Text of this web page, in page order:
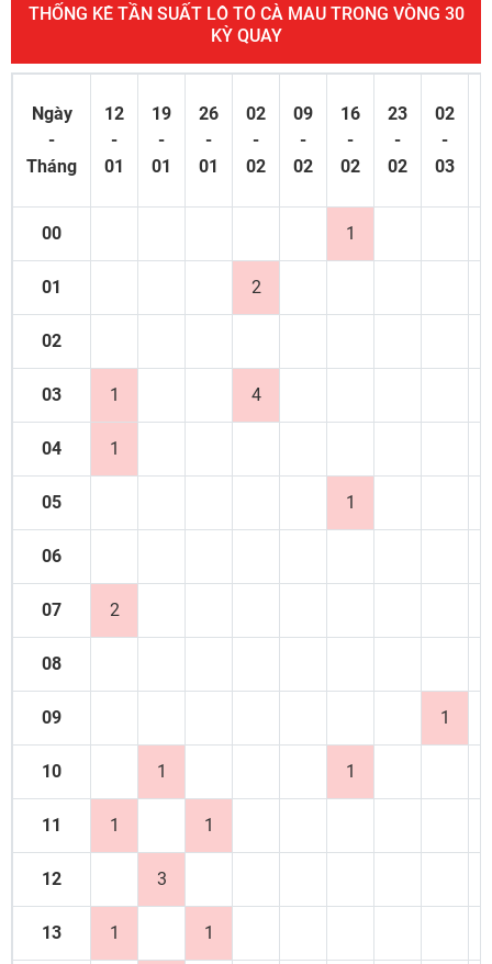
THỐNG KÊ TẦN SUẤT LÔ TÔ CÀ MAU TRONG VÒNG 30
KỲ QUAY
Ngày
-
Tháng
12
-
01
19
-
01
26
-
01
02
-
02
09
-
02
16
-
02
23
-
02
02
-
03
00 1
01 2
02
03 1 4
04 1
05 1
06
07 2
08
09 1
10 1 1
11 1 1
12 3
13 1 1